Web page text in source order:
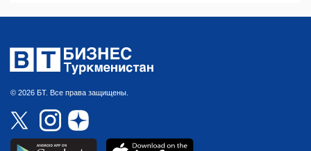
© 2026 БТ. Все права защищены.